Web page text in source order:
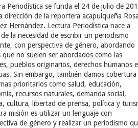
Periodística se funda el 24 de julio de
dirección de la reportera acapulqueña
Hernández. Lectura Periodística nace a
la necesidad de escribir un periodismo
con perspectiva de género, abordando
que no suelen ser abordados como las
pueblos originarios, derechos humanos e
Sin embargo, también damos cobertura
prioritarios como salud, educación,
recursos naturales, demanda social,
cultura, libertad de prensa, política y
misión es utilizar un lenguaje con
de género y realizar un periodismo